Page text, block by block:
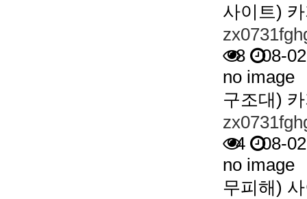
사이트)
8 08-02
no image
구조대)
4 08-02
no image
무피해)